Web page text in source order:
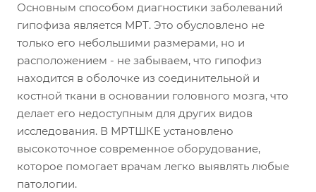
Основным способом диагностики заболеваний
гипофиза является МРТ. Это обусловлено не
только его небольшими размерами, но и
расположением - не забываем, что гипофиз
находится в оболочке из соединительной и
костной ткани в основании головного мозга, что
делает его недоступным для других видов
исследования. В МРТШКЕ установлено
высокоточное современное оборудование,
которое помогает врачам легко выявлять любые
патологии.